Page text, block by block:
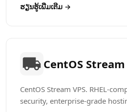
ຮຽນຮູ້​ເພີ່ມເຕີມ →
CentOS Stream
CentOS Stream VPS. RHEL-
security, enterprise-grade